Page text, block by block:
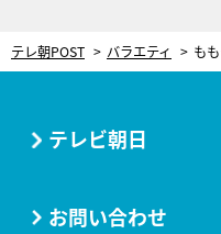
テレ朝POST バラエティ
テレビ朝日
お問い合わせ